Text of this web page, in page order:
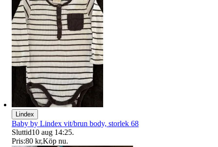
Lindex
Baby by Lindex vit/brun body, storlek 68
Sluttid10 aug 14:25.
Pris:80 kr,Köp nu.